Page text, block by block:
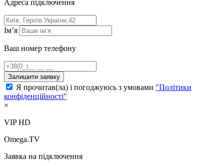
Адресa підключення
Ім’я
Ваш номер телефону
Залишити заявку
Я прочитав(ла) і погоджуюсь з умовами "Політики
конфіденційності"
×
VIP HD
Omega.TV
Заявка на підключення